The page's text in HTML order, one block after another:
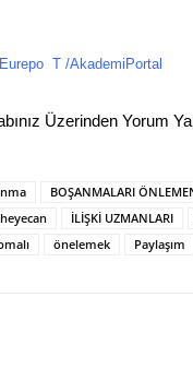
T /AkademiPortal
Üzerinden Yorum
BOŞANMALARI
heyecan İLİŞKİ UZMANLARI
önelemek Paylaşım